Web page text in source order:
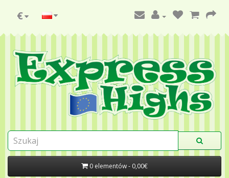
€
0 elementów - 0,00€